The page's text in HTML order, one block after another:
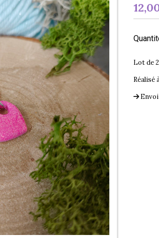
Lot de
Réalisé